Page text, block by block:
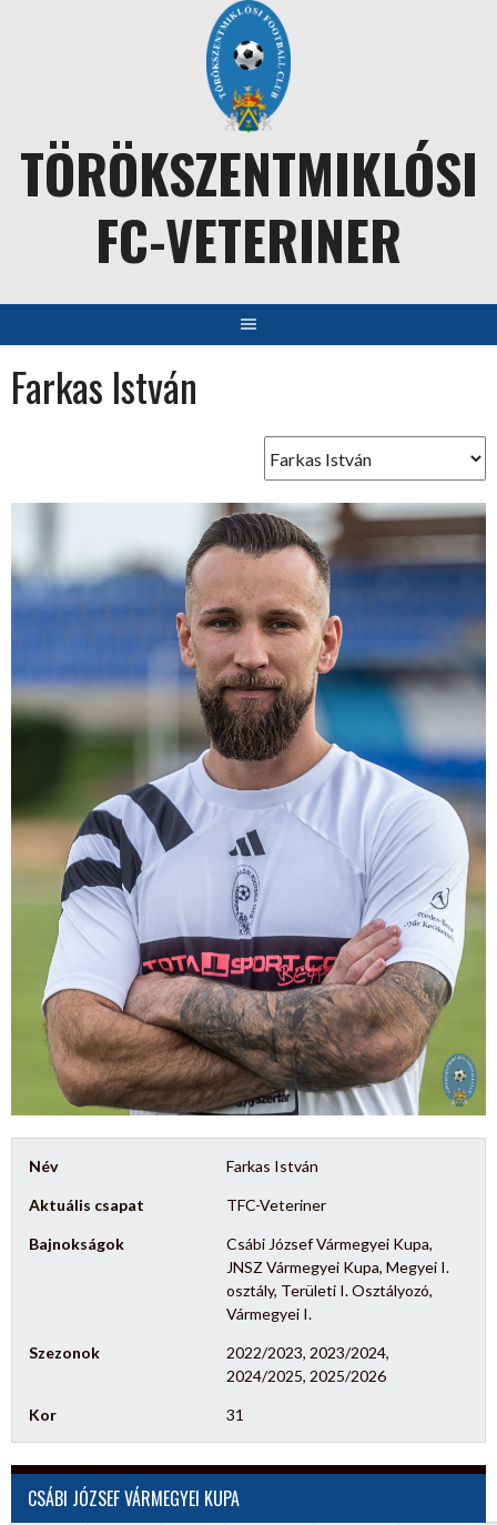
TÖRÖKSZENTMIKLÓSI
FC-VETERINER
Farkas István
Név Farkas István
Aktuális csapat TFC-Veteriner
Bajnokságok
Csábi József Vármegyei Kupa,
JNSZ Vármegyei Kupa, Megyei I.
osztály, Területi I. Osztályozó,
Vármegyei I.
Szezonok
2022/2023, 2023/2024,
2024/2025, 2025/2026
Kor 31
CSÁBI JÓZSEF VÁRMEGYEI KUPA